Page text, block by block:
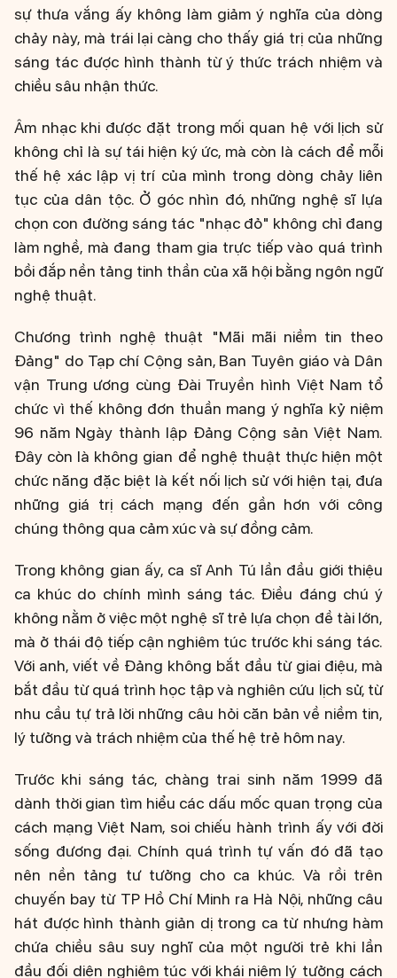
sự thưa vắng ấy không làm giảm ý nghĩa của dòng
chảy này, mà trái lại càng cho thấy giá trị của những
sáng tác được hình thành từ ý thức trách nhiệm và
chiều sâu nhận thức.
Âm nhạc khi được đặt trong mối quan hệ với lịch sử
không chỉ là sự tái hiện ký ức, mà còn là cách để mỗi
thế hệ xác lập vị trí của mình trong dòng chảy liên
tục của dân tộc. Ở góc nhìn đó, những nghệ sĩ lựa
chọn con đường sáng tác "nhạc đỏ" không chỉ đang
làm nghề, mà đang tham gia trực tiếp vào quá trình
bồi đắp nền tảng tinh thần của xã hội bằng ngôn ngữ
nghệ thuật.
Chương trình nghệ thuật "Mãi mãi niềm tin theo
Đảng" do Tạp chí Cộng sản, Ban Tuyên giáo và Dân
vận Trung ương cùng Đài Truyền hình Việt Nam tổ
chức vì thế không đơn thuần mang ý nghĩa kỷ niệm
96 năm Ngày thành lập Đảng Cộng sản Việt Nam.
Đây còn là không gian để nghệ thuật thực hiện một
chức năng đặc biệt là kết nối lịch sử với hiện tại, đưa
những giá trị cách mạng đến gần hơn với công
chúng thông qua cảm xúc và sự đồng cảm.
Trong không gian ấy, ca sĩ Anh Tú lần đầu giới thiệu
ca khúc do chính mình sáng tác. Điều đáng chú ý
không nằm ở việc một nghệ sĩ trẻ lựa chọn đề tài lớn,
mà ở thái độ tiếp cận nghiêm túc trước khi sáng tác.
Với anh, viết về Đảng không bắt đầu từ giai điệu, mà
bắt đầu từ quá trình học tập và nghiên cứu lịch sử, từ
nhu cầu tự trả lời những câu hỏi căn bản về niềm tin,
lý tưởng và trách nhiệm của thế hệ trẻ hôm nay.
Trước khi sáng tác, chàng trai sinh năm 1999 đã
dành thời gian tìm hiểu các dấu mốc quan trọng của
cách mạng Việt Nam, soi chiếu hành trình ấy với đời
sống đương đại. Chính quá trình tự vấn đó đã tạo
nên nền tảng tư tưởng cho ca khúc. Và rồi trên
chuyến bay từ TP Hồ Chí Minh ra Hà Nội, những câu
hát được hình thành giản dị trong ca từ nhưng hàm
chứa chiều sâu suy nghĩ của một người trẻ khi lần
đầu đối diện nghiêm túc với khái niệm lý tưởng cách